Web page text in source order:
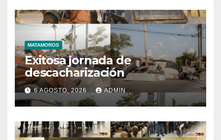
MATAMOROS
Exitosa jornada de
descacharización
6 AGOSTO, 2026 ADMIN